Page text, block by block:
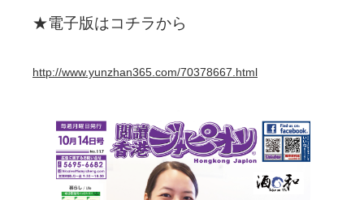
★電子版はコチラから
http://www.yunzhan365.com/70378667.html